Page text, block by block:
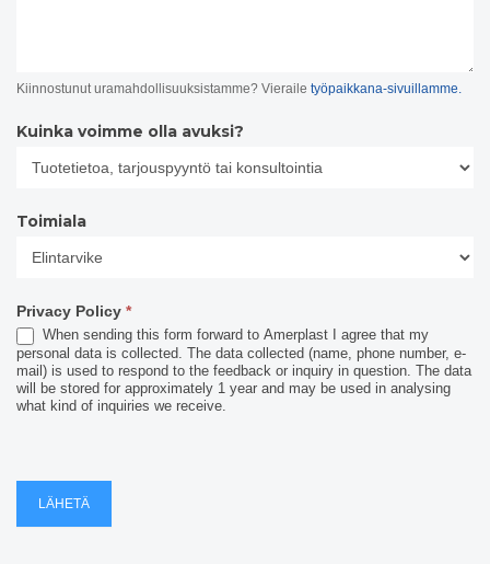
Kiinnostunut uramahdollisuuksistamme? Vieraile työpaikkana-sivuillamme.
Kuinka voimme olla avuksi?
Toimiala
Privacy Policy *
When sending this form forward to Amerplast I agree that my
personal data is collected. The data collected (name, phone number, e-
mail) is used to respond to the feedback or inquiry in question. The data
will be stored for approximately 1 year and may be used in analysing
what kind of inquiries we receive.
LÄHETÄ